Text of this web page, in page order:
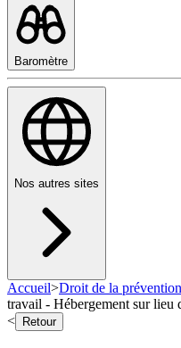
Baromètre
Nos autres sites
Accueil>Droit de la prévention
travail - Hébergement sur lieu
<
Retour